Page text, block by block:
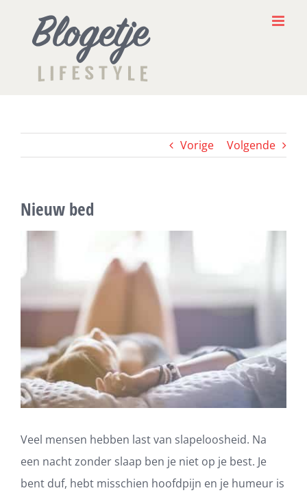
Vorige Volgende
Nieuw bed
Veel mensen hebben last van slapeloosheid. Na
een nacht zonder slaap ben je niet op je best. Je
bent duf, hebt misschien hoofdpijn en je humeur is